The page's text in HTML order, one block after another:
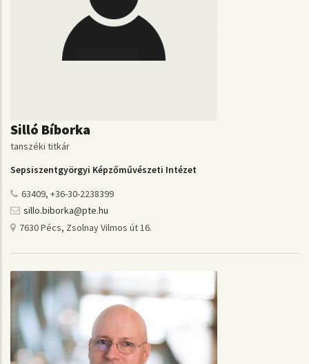
Silló Bíborka
tanszéki titkár
Sepsiszentgyörgyi Képzőművészeti Intézet
63409, +36-30-2238399
sillo.biborka@pte.hu
7630 Pécs, Zsolnay Vilmos út 16.